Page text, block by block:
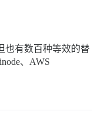
也有数百种等效的替
、AWS